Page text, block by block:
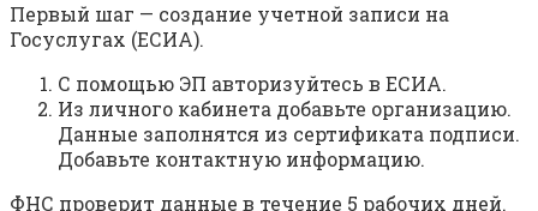
Первый шаг — создание учетной записи на
Госуслугах (ЕСИА).
С помощью ЭП авторизуйтесь в ЕСИА.
Из личного кабинета добавьте организацию.
Данные заполнятся из сертификата подписи.
Добавьте контактную информацию.
ФНС проверит данные в течение 5 рабочих дней.